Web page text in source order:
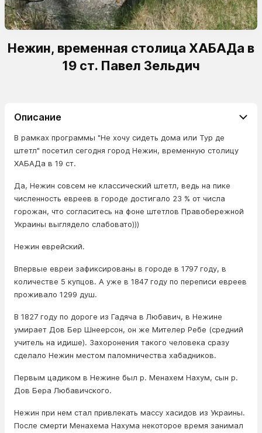
Нежин, временная столица ХАБАДа в
19 ст. Павел Зельдич
Описание
В рамках программы "Не хочу сидеть дома или Тур де
штетл" посетил сегодня город Нежин, временную столицу
ХАБАДа в 19 ст.
Да, Нежин совсем не классический штетл, ведь на пике
численность евреев в городе достигало 23 % от числа
горожан, что согласитесь на фоне штетлов Правобережной
Украины выглядело слабовато)))
Нежин еврейский.
Впервые евреи зафиксированы в городе в 1797 году, в
количестве 5 купцов. А уже в 1847 году по переписи евреев
проживало 1299 душ.
В 1827 году по дороге из Гадяча в Любавич, в Нежине
умирает Дов Бер Шнеерсон, он же Мителер Ребе (средний
учитель на идише). Захоронения такого человека сразу
сделало Нежин местом паломничества хабадников.
Первым цадиком в Нежине был р. Менахем Нахум, сын р.
Дов Бера Любавичского.
Нежин при нем стал привлекать массу хасидов из Украины.
После смерти Менахема Haхума некоторое время занимал